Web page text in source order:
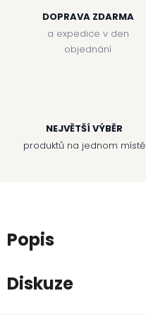
DOPRAVA ZDARMA
a expedice v den
objednání
NEJVĚTŠÍ VÝBĚR
produktů na jednom místě
Popis
Diskuze